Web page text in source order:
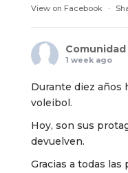
View on Facebook ·
Comunidad
1 week ago
Durante diez años
voleibol.
Hoy, son sus
devuelven.
Gracias a todas